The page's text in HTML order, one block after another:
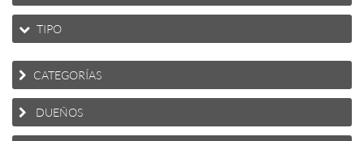
TIPO
CATEGORÍAS
DUEÑOS